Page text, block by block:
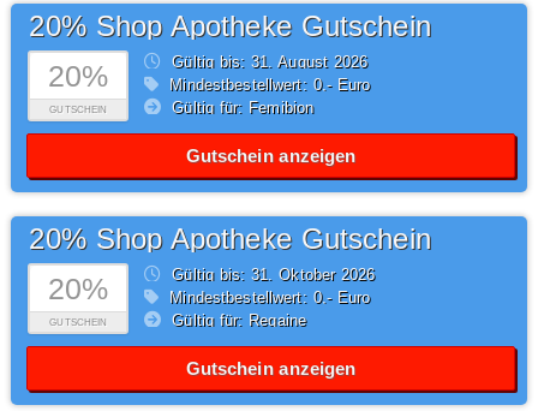
20%
GUTSCHEIN
20% Shop Apotheke Gutschein
Gültig bis: 31.August2026
Mindestbestellwert: 0,- Euro
Gültig für: Femibion
Gutschein anzeigen
20%
GUTSCHEIN
20% Shop Apotheke Gutschein
Gültig bis: 31.Oktober2026
Mindestbestellwert: 0,- Euro
Gültig für: Regaine
Gutschein anzeigen